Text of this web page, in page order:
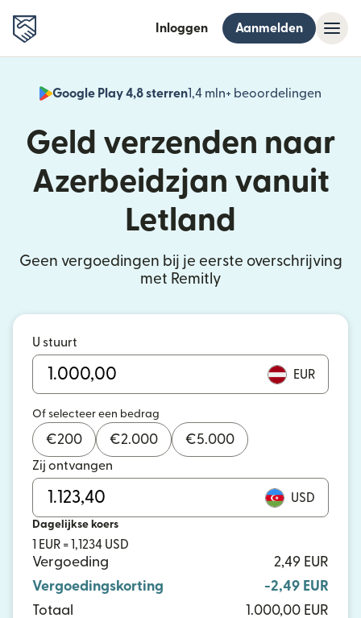
Inloggen Aanmelden
Google Play 4,8 sterren1,4 mln+ beoordelingen
Geld verzenden naar
Azerbeidzjan vanuit
Letland
Geen vergoedingen bij je eerste overschrijving
met Remitly
U stuurt
EUR
Of selecteer een bedrag
€200 €2.000 €5.000
Zij ontvangen
USD
Dagelijkse koers
1 EUR = 1,1234 USD
Vergoeding
2,49 EUR
Vergoedingskorting
-2,49 EUR
Totaal
1.000,00 EUR